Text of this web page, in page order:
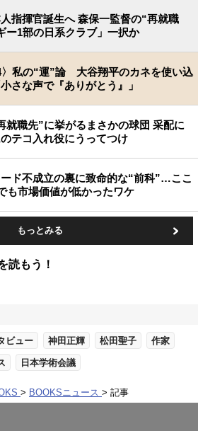
指揮官誕生へ 森保一監督の“再就職
ー1部の日系クラブ」一択か
〉私の“運”論 大谷翔平のカネを使い込
さな声で『ありがとう』」
就職先”に挙がるまさかの球団 采配に
テコ入れ役にうってつけ
ド不成立の裏に致命的な“前科”…ここ
も市場価値が低かったワケ
もっとみる
読もう！
ビュー 神田正輝 松田聖子 作家
日本学術会議
BOOKSニュース 記事